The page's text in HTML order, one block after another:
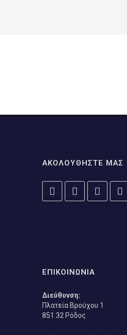
ΑΚΟΛΟΥΘΗΣΤΕ ΜΑΣ
ΕΠΙΚΟΙΝΩΝΙΑ
Διεύθυνση:
Πλατεία Βρούχου 1
851 32 Ρόδος